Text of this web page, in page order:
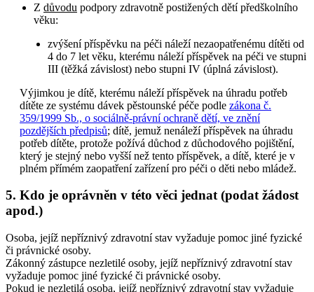
Z důvodu podpory zdravotně postižených dětí předškolního
věku:
zvýšení příspěvku na péči náleží nezaopatřenému dítěti od
4 do 7 let věku, kterému náleží příspěvek na péči ve stupni
III (těžká závislost) nebo stupni IV (úplná závislost).
Výjimkou je dítě, kterému náleží příspěvek na úhradu potřeb
dítěte ze systému dávek pěstounské péče podlezákona č.
359/1999 Sb., o sociálně-právní ochraně dětí, ve znění
pozdějších předpisů; dítě, jemuž nenáleží příspěvek na úhradu
potřeb dítěte, protože požívá důchod z důchodového pojištění,
který je stejný nebo vyšší než tento příspěvek, a dítě, které je v
plném přímém zaopatření zařízení pro péči o děti nebo mládež.
5. Kdo je oprávněn v této věci jednat (podat žádost
apod.)
Osoba, jejíž nepříznivý zdravotní stav vyžaduje pomoc jiné fyzické
či právnické osoby.
Zákonný zástupce nezletilé osoby, jejíž nepříznivý zdravotní stav
vyžaduje pomoc jiné fyzické či právnické osoby.
Pokud je nezletilá osoba, jejíž nepříznivý zdravotní stav vyžaduje